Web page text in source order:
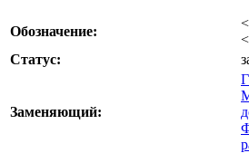
Обозначение:
Статус:
Заменяющий: